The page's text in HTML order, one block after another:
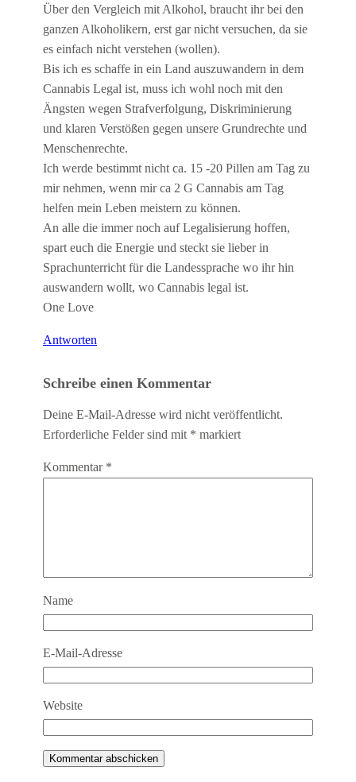
Über den Vergleich mit Alkohol, braucht ihr bei den
ganzen Alkoholikern, erst gar nicht versuchen, da sie
es einfach nicht verstehen (wollen).
Bis ich es schaffe in ein Land auszuwandern in dem
Cannabis Legal ist, muss ich wohl noch mit den
Ängsten wegen Strafverfolgung, Diskriminierung
und klaren Verstößen gegen unsere Grundrechte und
Menschenrechte.
Ich werde bestimmt nicht ca. 15 -20 Pillen am Tag zu
mir nehmen, wenn mir ca 2 G Cannabis am Tag
helfen mein Leben meistern zu können.
An alle die immer noch auf Legalisierung hoffen,
spart euch die Energie und steckt sie lieber in
Sprachunterricht für die Landessprache wo ihr hin
auswandern wollt, wo Cannabis legal ist.
One Love
Antworten
Schreibe einen Kommentar
Deine E-Mail-Adresse wird nicht veröffentlicht.
Erforderliche Felder sind mit * markiert
Kommentar *
Name
E-Mail-Adresse
Website